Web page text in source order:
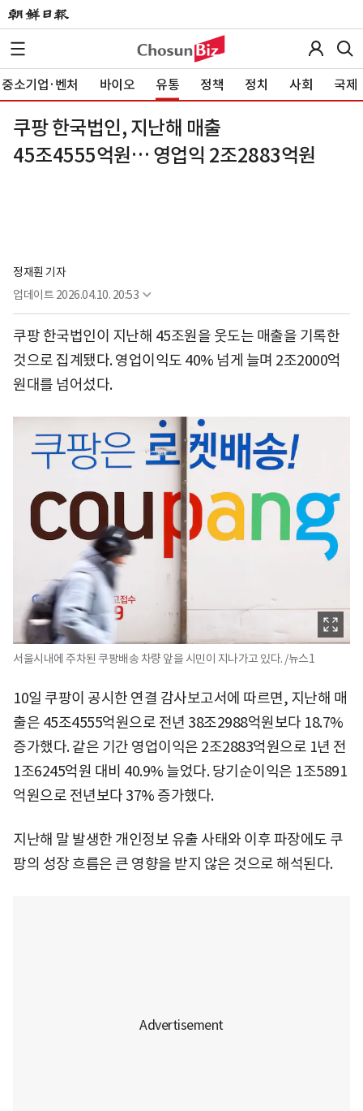
중소기업·벤처 바이오 유통 정책 정치 사회 국제
쿠팡 한국법인, 지난해 매출
45조4555억원… 영업익 2조2883억원
정재훤 기자
업데이트 2026.04.10. 20:53
쿠팡 한국법인이 지난해 45조원을 웃도는 매출을 기록한
것으로 집계됐다. 영업이익도 40% 넘게 늘며 2조2000억
원대를 넘어섰다.
서울시내에 주차된 쿠팡배송 차량 앞을 시민이 지나가고 있다. /뉴스1
10일 쿠팡이 공시한 연결 감사보고서에 따르면, 지난해 매
출은 45조4555억원으로 전년 38조2988억원보다 18.7%
증가했다. 같은 기간 영업이익은 2조2883억원으로 1년 전
1조6245억원 대비 40.9% 늘었다. 당기순이익은 1조5891
억원으로 전년보다 37% 증가했다.
지난해 말 발생한 개인정보 유출 사태와 이후 파장에도 쿠
팡의 성장 흐름은 큰 영향을 받지 않은 것으로 해석된다.